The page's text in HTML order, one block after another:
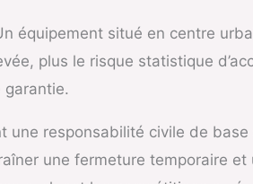
équipement situé en centre
plus le risque statistique
garantie.
responsabilité civile de
une fermeture temporaire